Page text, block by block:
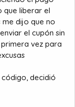
que liberar el
dijo que no
el cupón sin
vez para
decidió